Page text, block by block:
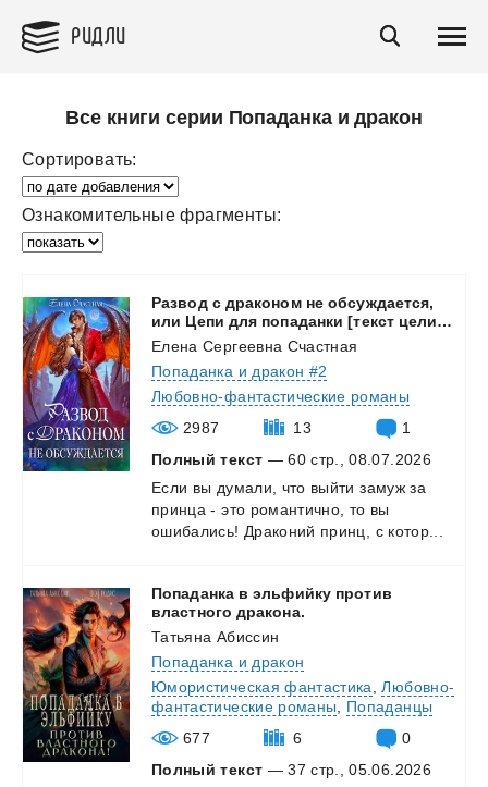
РИДЛИ
Все книги серии Попаданка и дракон
Сортировать:
Ознакомительные фрагменты:
Развод с драконом не обсуждается,
или Цепи для попаданки [текст целиком, 14 глав
Елена Сергеевна Счастная
Попаданка и дракон #2
Любовно-фантастические романы
2987
13
1
Полный текст — 60 стр., 08.07.2026
Если вы думали, что выйти замуж за
принца - это романтично, то вы
ошибались! Драконий принц, с котор...
Попаданка в эльфийку против
властного дракона.
Татьяна Абиссин
Попаданка и дракон
Юмористическая фантастика
,Любовно-
фантастические романы
Попаданцы
677
6
0
Полный текст — 37 стр., 05.06.2026